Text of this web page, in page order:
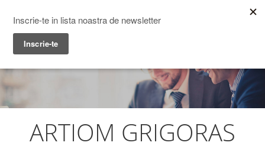
Menu
Prime Transaction
ARTIOM GRIGORAS